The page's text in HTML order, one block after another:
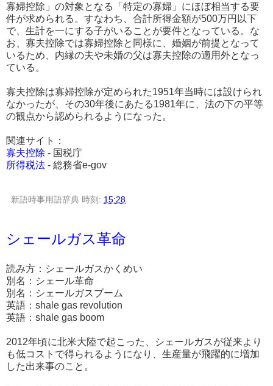
寡婦控除」の対象となる「特定の寡婦」にほぼ相当する要
件が求められる。すなわち、合計所得金額が500万円以下
で、生計を一にする子がいることが要件となっている。な
お、寡夫控除では寡婦控除と同様に、婚姻が前提となって
いるため、内縁の夫や未婚の父は寡夫控除の適用外となっ
ている。
寡夫控除は寡婦控除が定められた1951年当時には設けられ
なかったが、その30年後にあたる1981年に、法の下の平等
の観点から認められるようになった。
関連サイト：
寡夫控除 - 国税庁
所得税法 - 総務省e-gov
新語時事用語辞典 時刻: 15:28
シェールガス革命
読み方：シェールガスかくめい
別名：シェール革命
別名：シェールガスブーム
英語：shale gas revolution
英語：shale gas boom
2012年頃に北米大陸で起こった、シェールガスが従来より
も低コストで得られるようになり、生産量が飛躍的に増加
した出来事のこと。